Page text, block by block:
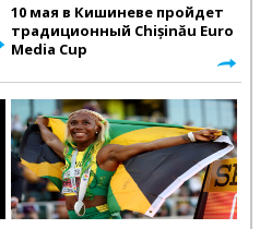
10 мая в Кишиневе пройдет
традиционный Chișinău Euro
Media Cup